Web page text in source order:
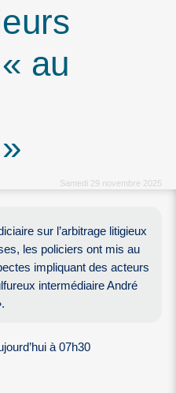
au
Samedi 29 novembre 2025
sur l’arbitrage litigieux
les policiers ont mis au
impliquant des acteurs
intermédiaire André
à 07h30